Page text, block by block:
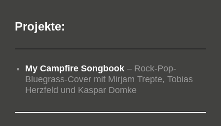
Projekte:
My Campfire Songbook – Rock-Pop-
Bluegrass-Cover mit Mirjam Trepte, Tobias
Herzfeld und Kaspar Domke